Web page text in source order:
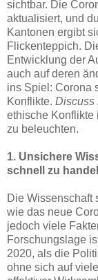
sichtbar. Die
aktualisiert, und
Kantonen ergibt
Flickenteppich.
Entwicklung der
auch auf deren
ins Spiel: Corona
Konflikte. Discuss
ethische Konflikte
zu beleuchten.
1. Unsichere
schnell zu
Die Wissenschaft
wie das neue
jedoch viele
Forschungslage
2020, als die
ohne sich auf